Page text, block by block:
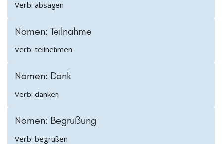
Verb: absagen
Nomen: Teilnahme
Verb: teilnehmen
Nomen: Dank
Verb: danken
Nomen: Begrüßung
Verb: begrüßen